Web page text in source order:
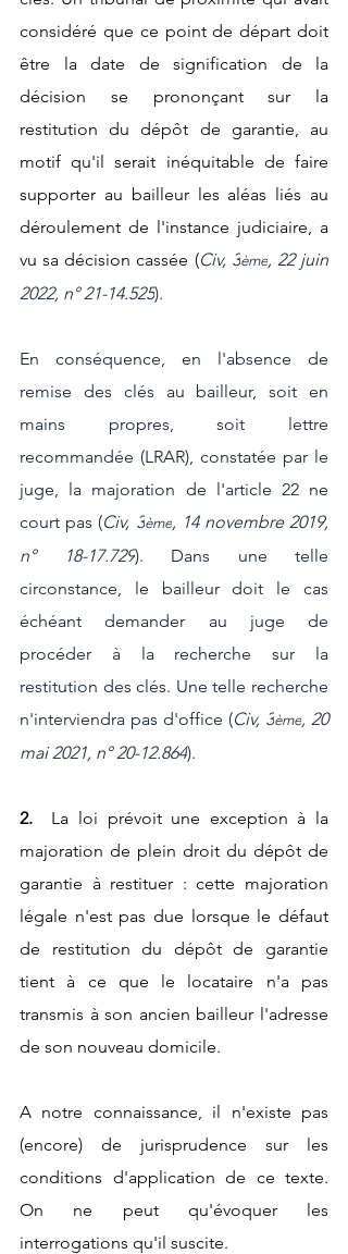
considéré que ce point de départ doit
être la date de signification de la
décision se prononçant sur la
restitution du dépôt de garantie, au
motif qu'il serait inéquitable de faire
supporter au bailleur les aléas liés au
déroulement de l'instance judiciaire, a
vu sa décision cassée (Civ, 3ème, 22 juin
2022, n° 21-14.525).
En conséquence, en l'absence de
remise des clés au bailleur, soit en
mains propres, soit lettre
recommandée (LRAR), constatée par le
juge, la majoration de l'article 22 ne
court pas (Civ, 3ème, 14 novembre 2019,
n° 18-17.729). Dans une telle
circonstance, le bailleur doit le cas
échéant demander au juge de
procéder à la recherche sur la
restitution des clés. Une telle recherche
n'interviendra pas d'office (Civ, 3ème, 20
mai 2021, n° 20-12.864).
2.
La loi prévoit une exception à la
majoration de plein droit du dépôt de
garantie à restituer : cette majoration
légale n'est pas due lorsque le défaut
de restitution du dépôt de garantie
tient à ce que le locataire n'a pas
transmis à son ancien bailleur l'adresse
de son nouveau domicile.
A notre connaissance, il n'existe pas
(encore) de jurisprudence sur les
conditions d'application de ce texte.
On ne peut qu'évoquer les
interrogations qu'il suscite.